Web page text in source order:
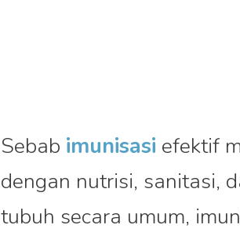
Sebab imunisasi efektif
dengan nutrisi, sanitasi,
tubuh secara umum,